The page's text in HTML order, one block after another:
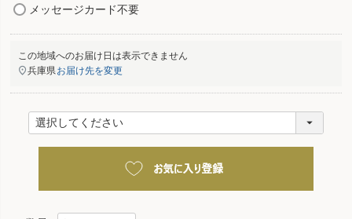
メッセージカード不要
この地域へのお届け日は表示できません
兵庫県お届け先を変更